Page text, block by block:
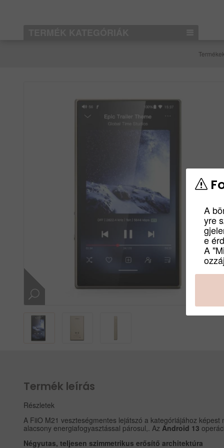
Termékek
Termék leírás
Részletek
A FiiO M21 veszteségmentes lejátszó a kategóriájához
alacsony energiafogyasztással párosul,. Az Android 13
Négyutas, teljesen szimmetrikus erősítő architektúra
A
yre
e
A